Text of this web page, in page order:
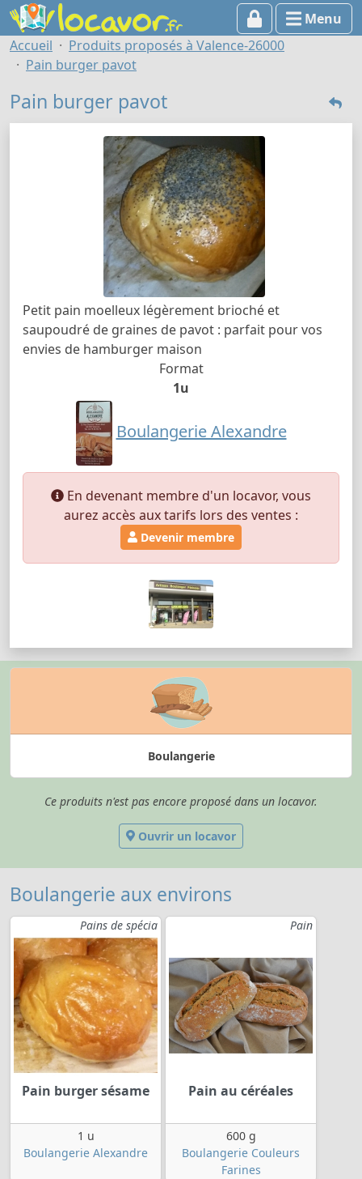
Menu
Accueil
Produits proposés à Valence-26000
Pain burger pavot
Pain burger pavot
Petit pain moelleux légèrement brioché et
saupoudré de graines de pavot : parfait pour vos
envies de hamburger maison
Format
1u
Boulangerie Alexandre
En devenant membre d'un locavor, vous
aurez accès aux tarifs lors des ventes :
Devenir membre
Boulangerie
Ce produits n'est pas encore proposé dans un locavor.
Ouvrir un locavor
Boulangerie aux environs
Pains de spécia
Pain burger sésame
1 u
Boulangerie Alexandre
Pain
Pain au céréales
600 g
Boulangerie Couleurs
Farines